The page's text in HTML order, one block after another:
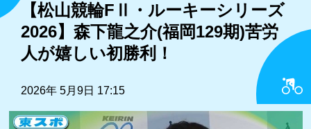
【松山競輪FⅡ・ルーキーシリーズ
2026】森下龍之介(福岡129期)苦労
人が嬉しい初勝利！
2026年 5月9日 17:15